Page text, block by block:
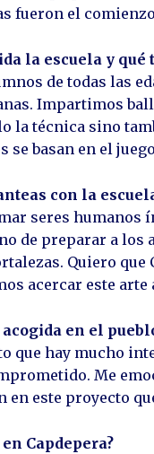
fueron el comienzo
la escuela y
de todas las
Impartimos
la técnica sino
se basan en el
con la
seres humanos
de preparar a
Quiero que
acercar este
en el
que hay mucho
Me
en este proyecto
Capdepera?